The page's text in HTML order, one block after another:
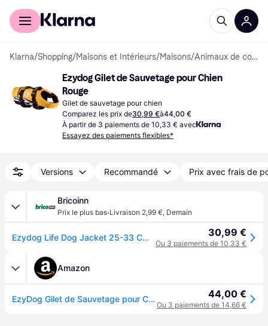
Acheter avec Klarna
Klarna/Shopping/Maisons et Intérieurs/Maisons/ Animaux de compagnie
Ezydog Gilet de Sauvetage pour Chien
Rouge
Gilet de sauvetage pour chien
Comparez les prix de30,99 €à44,00 €
À partir de 3 paiements de 10,33 € avec
Essayez des paiements flexibles*
Versions Recommandé Prix avec frais de
Bricoinn
Prix le plus bas·Livraison 2,99 €, Demain
Ezydog Life Dog Jacket 25-33 Cm Rouge XS 30,99 €
Ou 3 paiements de 10,33 €
Amazon
EzyDog Gilet de Sauvetage pour Chien - DFD - Idéal pour la Natation et la Sécurité de Votre Chien dans l'eau - Vêtements de Sécurité pour Animaux de Compagnie pour la Natation (XS, Rouge) 44,00 €
Ou 3 paiements de 14,66 €